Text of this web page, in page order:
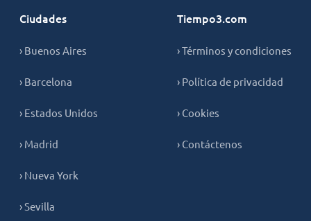
Ciudades
› Buenos Aires
› Barcelona
› Estados Unidos
› Madrid
› Nueva York
› Sevilla
Tiempo3.com
› Términos y condiciones
› Política de privacidad
› Cookies
› Contáctenos